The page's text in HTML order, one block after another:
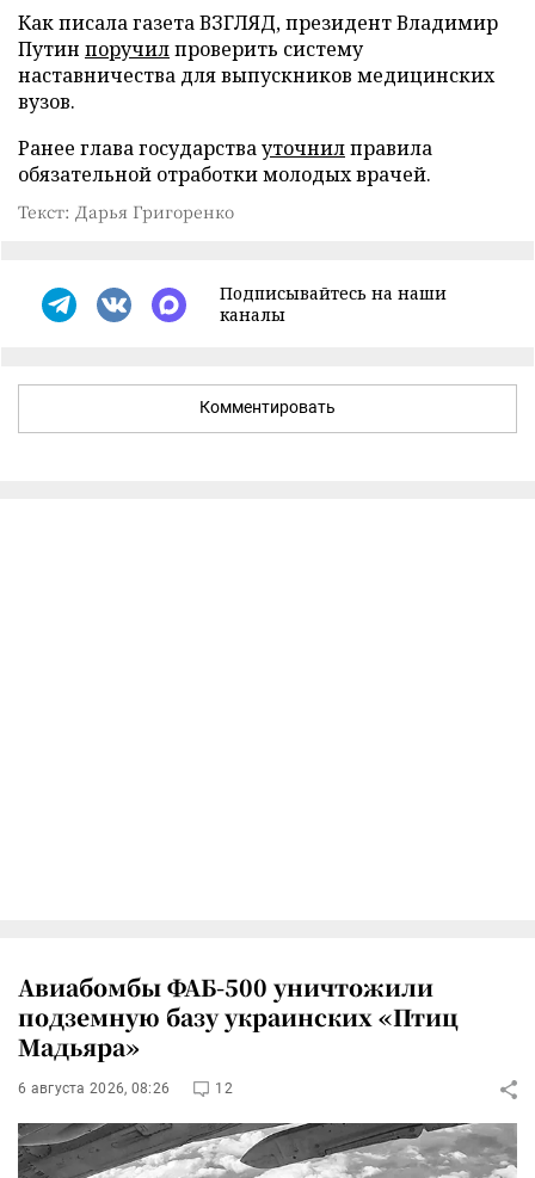
Как писала газета ВЗГЛЯД, президент Владимир
Путин поручилпроверить систему
наставничества для выпускников медицинских
вузов.
Ранее глава государствауточнилправила
обязательной отработки молодых врачей.
Текст: Дарья Григоренко
Подписывайтесь на наши
каналы
Комментировать
Авиабомбы ФАБ-500 уничтожили
подземную базу украинских «Птиц
Мадьяра»
6 августа 2026, 08:26 12